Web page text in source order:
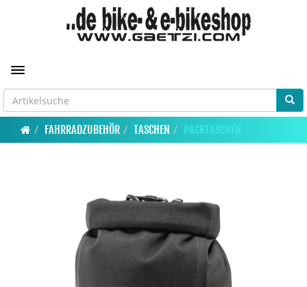
Toggle navigation
FAHRRADZUBEHÖR TASCHEN PACKTASCHEN